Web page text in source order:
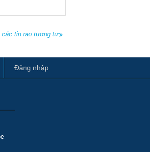
các tin rao tương tự
Đăng nhập